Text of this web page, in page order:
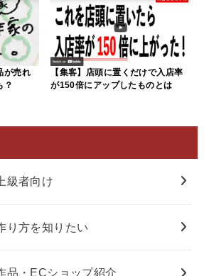
が売れ
？
【集客】店頭に置くだけで入店率
が150倍にアップしたものとは
級者向け
り方を知りたい
品・ECショップ紹介